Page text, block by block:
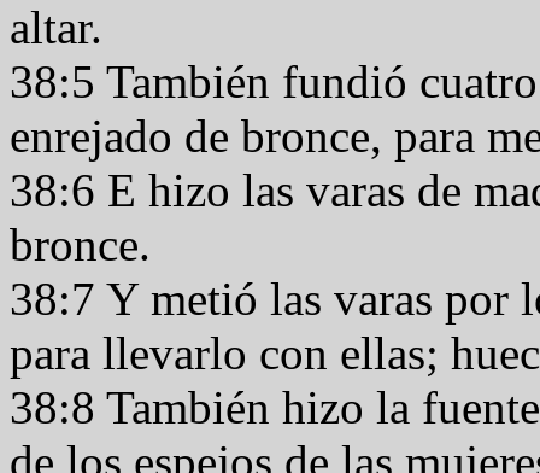
altar.
38:5 También fundió
enrejado de bronce, para
38:6 E hizo las varas de
bronce.
38:7 Y metió las varas por
para llevarlo con ellas;
38:8 También hizo la
de los espejos de las